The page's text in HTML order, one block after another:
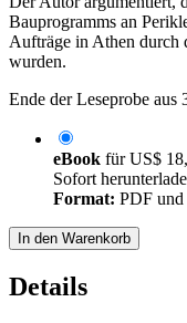
Bauprogramms an
Aufträge in Athen durch
wurden.
Ende der Leseprobe aus
eBook fürUS$
Sofort
Format: PDF
In den Warenkorb
Details